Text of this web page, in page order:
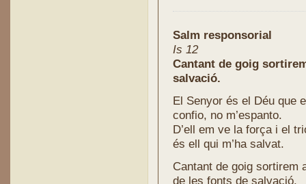
Salm responsorial
Is 12
Cantant de goig
salvació.
El Senyor és el Déu que
confio, no m’espanto.
D’ell em ve la força i el
és ell qui m’ha salvat.
Cantant de goig sortirem
de les fonts de salvació.